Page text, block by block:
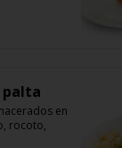
palta
en
rocoto,